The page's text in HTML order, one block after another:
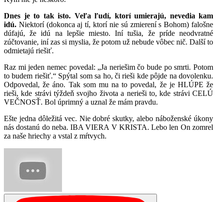
Dnes je to tak isto. Veľa ľudí, ktorí umierajú, nevedia kam
idú. Niektorí (dokonca aj tí, ktorí nie sú zmierení s Bohom) falošne
dúfajú, že idú na lepšie miesto. Iní tušia, že príde neodvratné
zúčtovanie, iní zas si myslia, že potom už nebude vôbec nič. Další to
odmietajú riešiť.
Raz mi jeden nemec povedal: „Ja neriešim čo bude po smrti. Potom
to budem riešiť.“ Spýtal som sa ho, či rieši kde pôjde na dovolenku.
Odpovedal, že áno. Tak som mu na to povedal, že je HLÚPE že
rieši, kde strávi týždeň svojho života a nerieši to, kde strávi CELÚ
VEČNOSŤ. Bol úprimný a uznal že mám pravdu.
Ešte jedna dôležitá vec. Nie dobré skutky, alebo náboženské úkony
nás dostanú do neba. IBA VIERA V KRISTA. Lebo len On zomrel
za naše hriechy a vstal z mŕtvych.